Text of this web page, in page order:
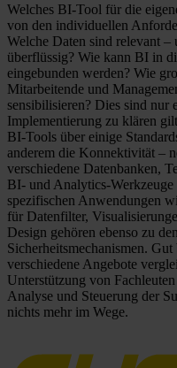
Welches BI-Tool für die
von den individuellen
Welche Daten sind relevant
überflüssig? Wie kann BI in
eingebunden werden? Wie
Mitarbeitende und
sensibilisieren? Dies sind nur
Implementierung zu klären
BI-Tools über einige
anderem die Konnektivität –
verschiedene Datenbanken,
BI- und Analytics-
spezifischen Anwendungen
für Datenfilter,
Design gehören ebenso zu
Sicherheitsmechanismen.
verschiedene Angebote
Unterstützung von
Analyse und Steuerung der
nichts mehr im Wege.